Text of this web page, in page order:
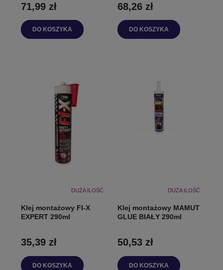
71,99 zł
DO KOSZYKA
68,26 zł
DO KOSZYKA
DUŻA ILOŚĆ
Klej montażowy FI-X
EXPERT 290ml
35,39 zł
DO KOSZYKA
DUŻA ILOŚĆ
Klej montażowy MAMUT
GLUE BIAŁY 290ml
50,53 zł
DO KOSZYKA